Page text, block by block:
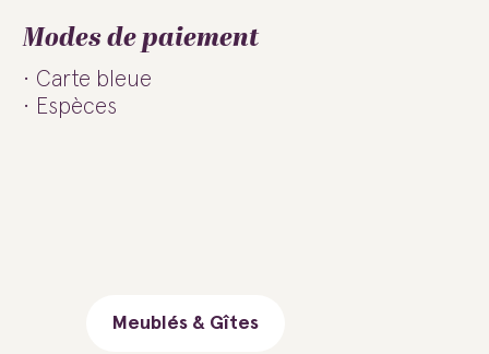
Modes de paiement
Carte bleue
Espèces
Meublés & Gîtes